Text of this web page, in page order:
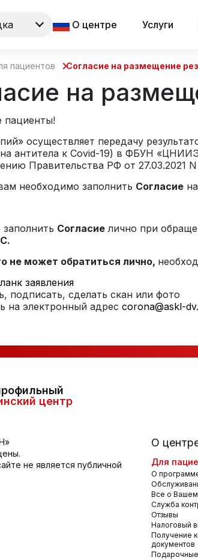
О центре Услуги
пациентов Согласие на размещение
на
пациенты!
осуществляет передачу
антитела к Covid-19) в ФБУН
Правительства РФ от 27.03.2021
необходимо заполнить Согласие
Согласие лично при
не может обратиться лично,
заявления
подписать, сделать скан или фото
на электронный адрес corona@askl-
центр
не является публичной
О
Для
О
Все о
Служба
Отзывы
Налоговый
Получение
документов
Подарочные